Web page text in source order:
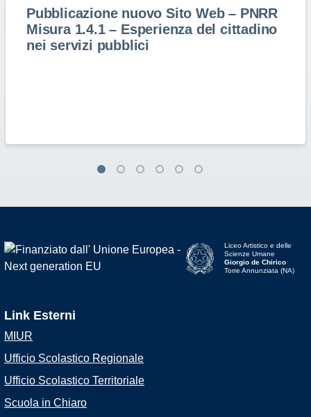
Pubblicazione nuovo Sito Web – PNRR
Misura 1.4.1 – Esperienza del cittadino
nei servizi pubblici
Liceo Artistico e delle
Scienze Umane
Giorgio de Chirico
Torre Annunziata (NA)
Link Esterni
MIUR
Ufficio Scolastico Regionale
Ufficio Scolastico Territoriale
Scuola in Chiaro